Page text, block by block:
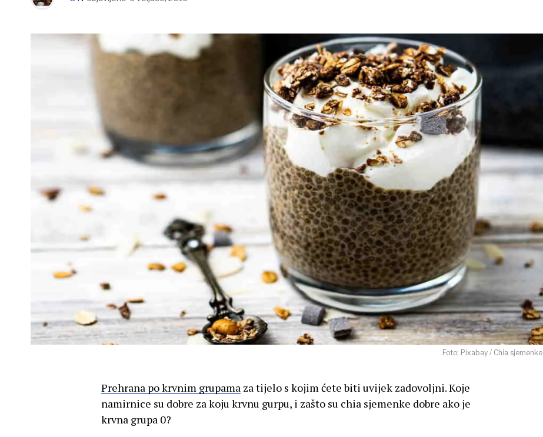
Foto: Pixabay / Chia sjemenke
Prehrana po krvnim grupama za tijelo s kojim ćete biti uvijek zadovoljni. Koje
namirnice su dobre za koju krvnu gurpu, i zašto su chia sjemenke dobre ako je
krvna grupa 0?